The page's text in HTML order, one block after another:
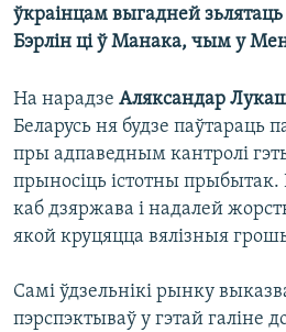
ўкраінцам выгадней
Бэрлін ці ў Манака, чым у
На нарадзе Аляксандар
Беларусь ня будзе паўтараць
пры адпаведным кантролі
прыносіць істотны прыбытак.
каб дзяржава і надалей
якой круцяцца вялізныя
Самі ўдзельнікі рынку
пэрспэктываў у гэтай галіне